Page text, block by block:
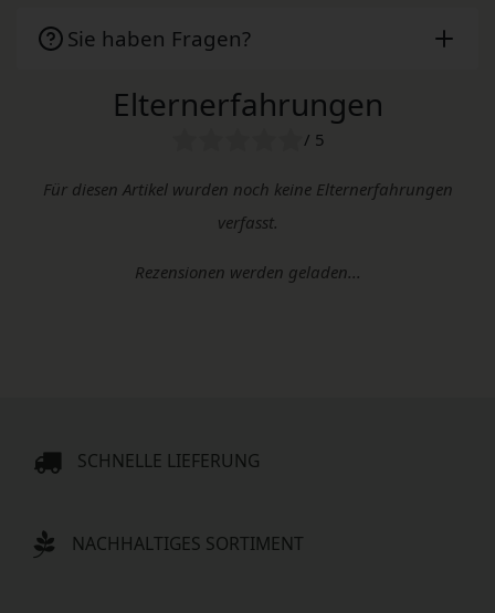
Sie haben Fragen?
Elternerfahrungen
/ 5
Für diesen Artikel wurden noch keine Elternerfahrungen
verfasst.
Rezensionen werden geladen...
SCHNELLE LIEFERUNG
NACHHALTIGES SORTIMENT